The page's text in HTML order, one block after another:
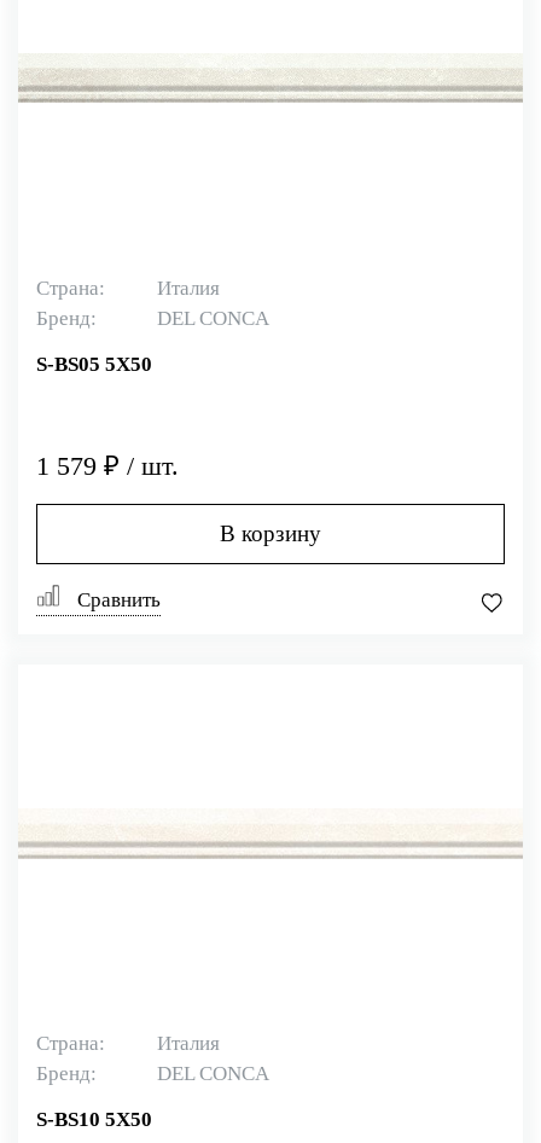
Страна:
Италия
Бренд:
DEL CONCA
S-BS05 5X50
1 579 ₽ / шт.
В корзину
Сравнить
Страна:
Италия
Бренд:
DEL CONCA
S-BS10 5X50